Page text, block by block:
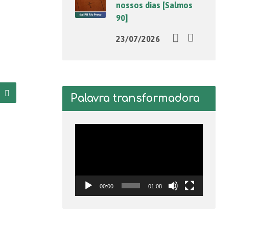
nossos dias [Salmos
90]
23/07/2026
Palavra transformadora
00:00 01:08